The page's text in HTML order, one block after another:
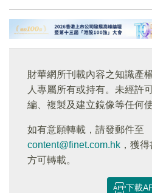
財華網所刊載內容之知識產
人專屬所有或持有。未經許
編、複製及建立鏡像等任何使
如有意願轉載，請發郵件至
content@finet.com.hk ，獲
方可轉載。
下載